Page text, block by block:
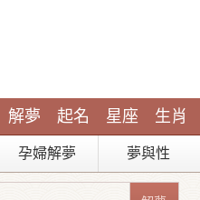
解夢 起名 星座 生肖
孕婦解夢 夢與性